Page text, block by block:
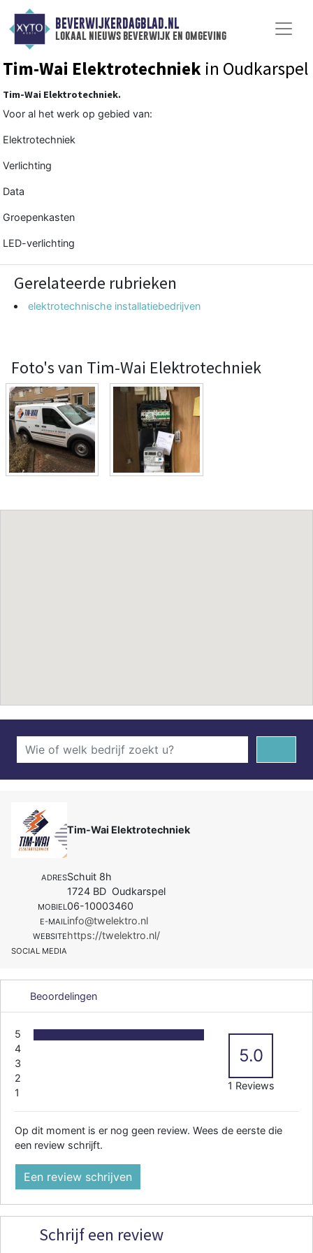
BEVERWIJKERDAGBLAD.NL
lokaal nieuws beverwijk en omgeving
Tim-Wai Elektrotechniek in Oudkarspel
Tim-Wai Elektrotechniek.
Voor al het werk op gebied van:
Elektrotechniek
Verlichting
Data
Groepenkasten
LED-verlichting
Gerelateerde rubrieken
elektrotechnische installatiebedrijven
Foto's van Tim-Wai Elektrotechniek
Tim-Wai Elektrotechniek
ADRESSchuit 8h
1724 BD Oudkarspel
MOBIEL06-10003460
E-MAILinfo@twelektro.nl
WEBSITEhttps://twelektro.nl/
SOCIAL MEDIA
Beoordelingen
5
4
3
2
1
5.0
1 Reviews
Op dit moment is er nog geen review. Wees de eerste die
een review schrijft.
Een review schrijven
Schrijf een review